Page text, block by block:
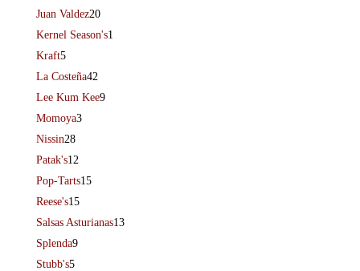
Juan Valdez20
Kernel Season's1
Kraft5
La Costeña42
Lee Kum Kee9
Momoya3
Nissin28
Patak's12
Pop-Tarts15
Reese's15
Salsas Asturianas13
Splenda9
Stubb's5